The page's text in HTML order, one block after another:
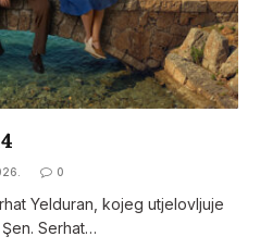
0
Yelduran, kojeg utjelovljuje
Serhat…